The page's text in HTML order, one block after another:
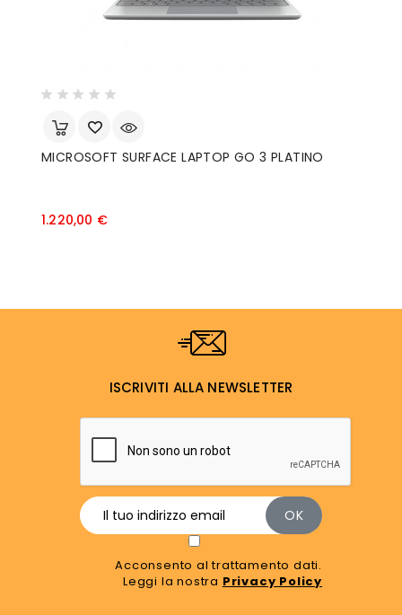
MICROSOFT SURFACE LAPTOP GO 3 PLATINO
1.220,00 €Prezzo
ISCRIVITI ALLA NEWSLETTER
Acconsento al trattamento dati.
Leggi la nostra Privacy Policy